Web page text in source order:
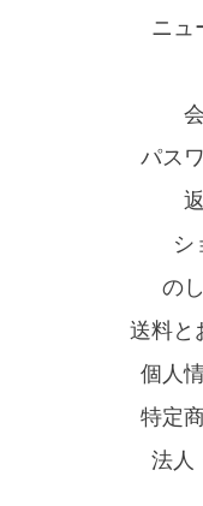
ニュ
パス
シ
の
送料と
個人
特定
法人